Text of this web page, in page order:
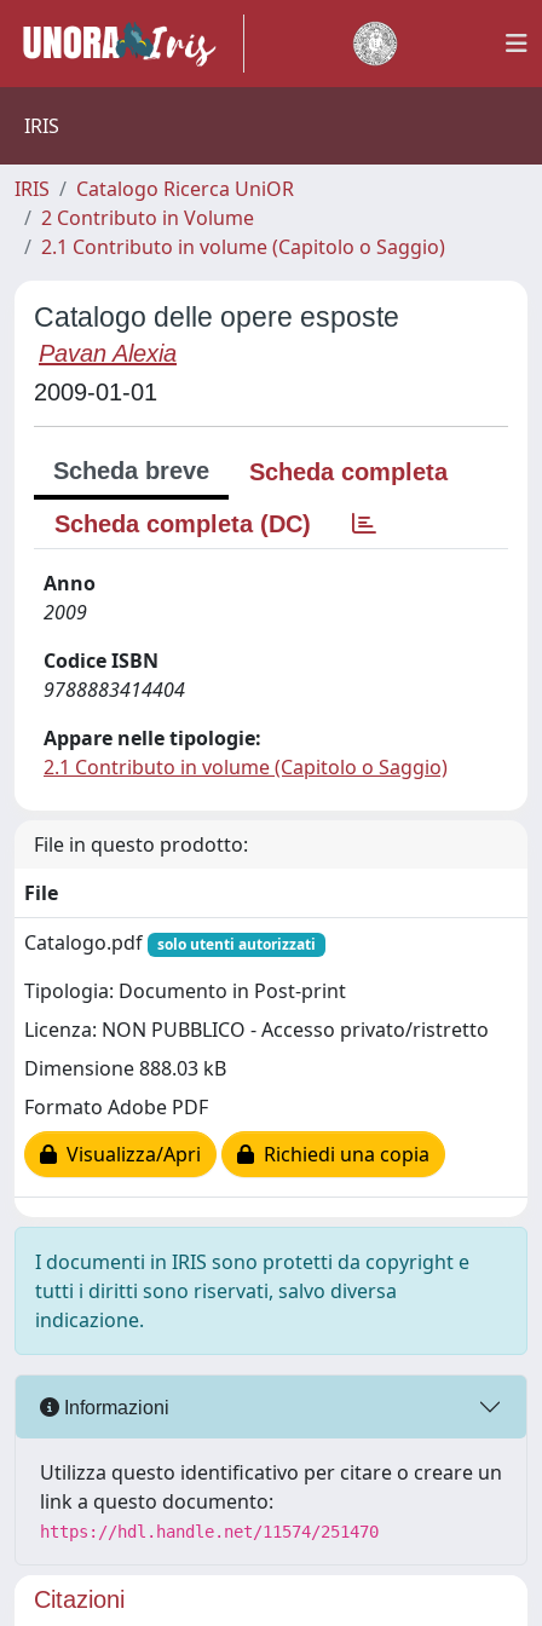
IRIS
IRIS
Catalogo Ricerca UniOR
2 Contributo in Volume
2.1 Contributo in volume (Capitolo o Saggio)
Catalogo delle opere esposte
Pavan Alexia
2009-01-01
Scheda breve
Scheda completa
Scheda completa (DC)
Anno
2009
Codice ISBN
9788883414404
Appare nelle tipologie:
2.1 Contributo in volume (Capitolo o Saggio)
File in questo prodotto:
File
Catalogo.pdf
solo utenti autorizzati
Tipologia: Documento in Post-print
Licenza: NON PUBBLICO - Accesso privato/ristretto
Dimensione 888.03 kB
Formato Adobe PDF
Visualizza/Apri
Richiedi una copia
I documenti in IRIS sono protetti da copyright e
tutti i diritti sono riservati, salvo diversa
indicazione.
Informazioni
Utilizza questo identificativo per citare o creare un
link a questo documento:
https://hdl.handle.net/11574/251470
Citazioni